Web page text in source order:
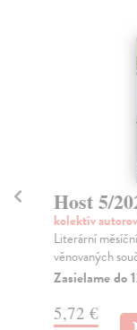
Host 5/
kolektív autorov
Literární
věnovaných
Zasielame do
5,72 €